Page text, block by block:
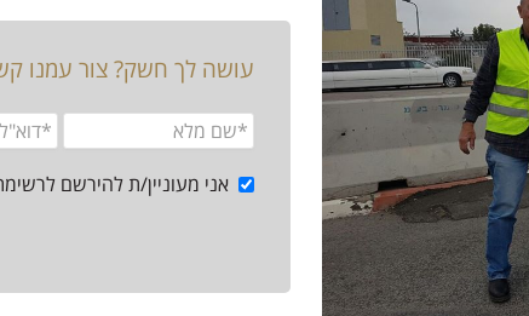
עושה לך חשק? צור עמנו
אני מעוניין/ת להירשם